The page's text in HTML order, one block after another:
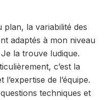
plan, la variabilité des
adaptés à mon niveau
la trouve ludique.
c’est la
de l’équipe.
techniques et